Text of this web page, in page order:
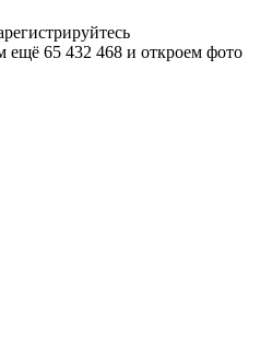
ещё 65 432 468 и откроем фото